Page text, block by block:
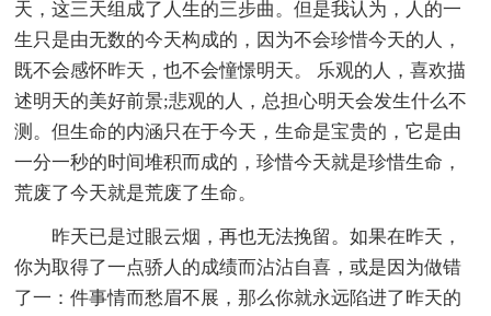
天，这三天组成了人生的三步曲。但是我认为，人的一
生只是由无数的今天构成的，因为不会珍惜今天的人，
既不会感怀昨天，也不会憧憬明天。 乐观的人，喜欢描
述明天的美好前景;悲观的人，总担心明天会发生什么不
测。但生命的内涵只在于今天，生命是宝贵的，它是由
一分一秒的时间堆积而成的，珍惜今天就是珍惜生命，
荒废了今天就是荒废了生命。
昨天已是过眼云烟，再也无法挽留。如果在昨天，
你为取得了一点骄人的成绩而沾沾自喜，或是因为做错
了一：件事情而愁眉不展，那么你就永远陷进了昨天的